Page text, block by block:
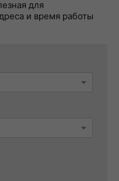
для
и время работы